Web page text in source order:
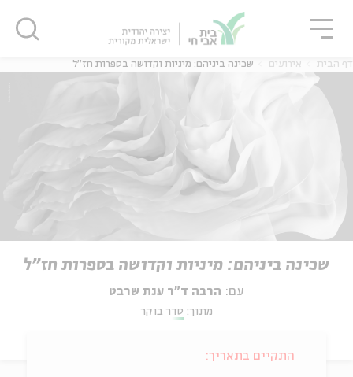
דף הבית אירועים שכינה ביניהם: מיניות וקדושה בספרות חז"ל
שכינה ביניהם: מיניות וקדושה בספרות חז"ל
עם: הרבה ד"ר ענת שרבט
מתוך: סדר בוקר
התקיים בתאריך:
סגור